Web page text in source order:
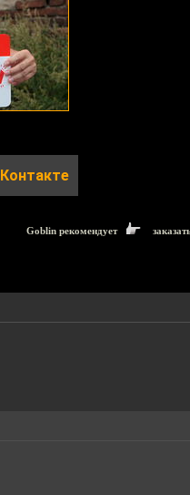
Goblin рекомендует